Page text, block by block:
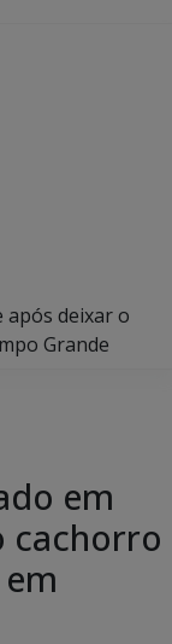
deixar o
Grande
em
cachorro